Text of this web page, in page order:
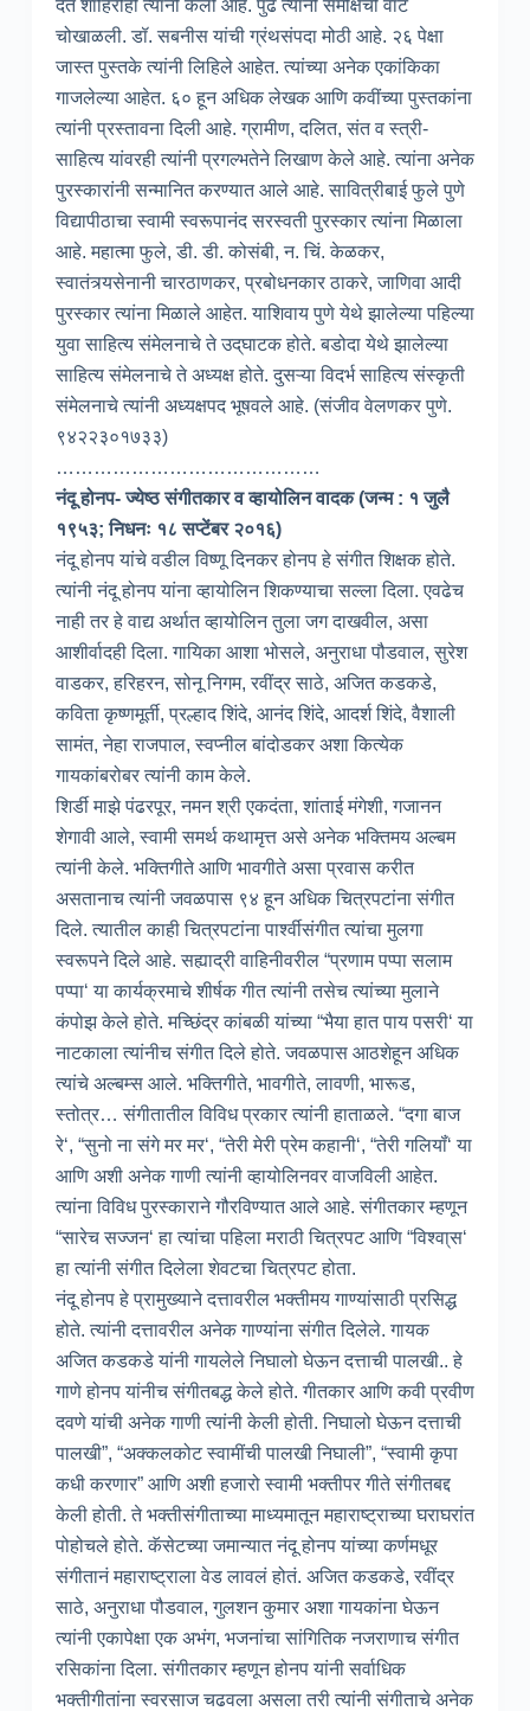
देत शाहिरीही त्यांनी केली आहे. पुढे त्यांनी समीक्षेची वाट
चोखाळली. डॉ. सबनीस यांची ग्रंथसंपदा मोठी आहे. २६ पेक्षा
जास्त पुस्तके त्यांनी लिहिले आहेत. त्यांच्या अनेक एकांकिका
गाजलेल्या आहेत. ६० हून अधिक लेखक आणि कवींच्या पुस्तकांना
त्यांनी प्रस्तावना दिली आहे. ग्रामीण, दलित, संत व स्त्री-
साहित्य यांवरही त्यांनी प्रगल्भतेने लिखाण केले आहे. त्यांना अनेक
पुरस्कारांनी सन्मानित करण्यात आले आहे. सावित्रीबाई फुले पुणे
विद्यापीठाचा स्वामी स्वरूपानंद सरस्वती पुरस्कार त्यांना मिळाला
आहे. महात्मा फुले, डी. डी. कोसंबी, न. चिं. केळकर,
स्वातंत्र्यसेनानी चारठाणकर, प्रबोधनकार ठाकरे, जाणिवा आदी
पुरस्कार त्यांना मिळाले आहेत. याशिवाय पुणे येथे झालेल्या पहिल्या
युवा साहित्य संमेलनाचे ते उद‍‍्घाटक होते. बडोदा ये‌थे झालेल्या
साहित्य संमेलनाचे ते अध्यक्ष होते. दुसऱ्या विदर्भ साहित्य संस्कृती
संमेलनाचे त्यांनी अध्यक्षपद भूषवले आहे. (संजीव वेलणकर पुणे.
९४२२३०१७३३)
……………………………………
नंदू होनप- ज्येष्ठ संगीतकार व व्हायोलिन वादक (जन्म : १ जुलै
१९५३; निधनः १८ सप्टेंबर २०१६)
नंदू होनप यांचे वडील विष्णू दिनकर होनप हे संगीत शिक्षक होते.
त्यांनी नंदू होनप यांना व्हायोलिन शिकण्याचा सल्ला दिला. एवढेच
नाही तर हे वाद्य अर्थात व्हायोलिन तुला जग दाखवील, असा
आशीर्वादही दिला. गायिका आशा भोसले, अनुराधा पौडवाल, सुरेश
वाडकर, हरिहरन, सोनू निगम, रवींद्र साठे, अजित कडकडे,
कविता कृष्णमूर्ती, प्रल्हाद शिंदे, आनंद शिंदे, आदर्श शिंदे, वैशाली
सामंत, नेहा राजपाल, स्वप्नील बांदोडकर अशा कित्येक
गायकांबरोबर त्यांनी काम केले.
शिर्डी माझे पंढरपूर, नमन श्री एकदंता, शांताई मंगेशी, गजानन
शेगावी आले, स्वामी समर्थ कथामृत्त असे अनेक भक्तिमय अल्बम
त्यांनी केले. भक्तिगीते आणि भावगीते असा प्रवास करीत
असतानाच त्यांनी जवळपास ९४ हून अधिक चित्रपटांना संगीत
दिले. त्यातील काही चित्रपटांना पार्श्वीसंगीत त्यांचा मुलगा
स्वरूपने दिले आहे. सह्याद्री वाहिनीवरील “प्रणाम पप्पा सलाम
पप्पा‘ या कार्यक्रमाचे शीर्षक गीत त्यांनी तसेच त्यांच्या मुलाने
कंपोझ केले होते. मच्छिंद्र कांबळी यांच्या “भैया हात पाय पसरी‘ या
नाटकाला त्यांनीच संगीत दिले होते. जवळपास आठशेहून अधिक
त्यांचे अल्बम्स आले. भक्तिगीते, भावगीते, लावणी, भारूड,
स्तोत्र… संगीतातील विविध प्रकार त्यांनी हाताळले. “दगा बाज
रे‘, “सुनो ना संगे मर मर‘, “तेरी मेरी प्रेम कहानी‘, “तेरी गलियॉं‘ या
आणि अशी अनेक गाणी त्यांनी व्हायोलिनवर वाजविली आहेत.
त्यांना विविध पुरस्काराने गौरविण्यात आले आहे. संगीतकार म्हणून
“सारेच सज्जन‘ हा त्यांचा पहिला मराठी चित्रपट आणि “विश्वा्स‘
हा त्यांनी संगीत दिलेला शेवटचा चित्रपट होता.
नंदू होनप हे प्रामुख्याने दत्तावरील भक्तीमय गाण्यांसाठी प्रसिद्ध
होते. त्यांनी दत्तावरील अनेक गाण्यांना संगीत दिलेले. गायक
अजित कडकडे यांनी गायलेले निघालो घेऊन दत्ताची पालखी.. हे
गाणे होनप यांनीच संगीतबद्ध केले होते. गीतकार आणि कवी प्रवीण
दवणे यांची अनेक गाणी त्यांनी केली होती. निघालो घेऊन दत्ताची
पालखी”, “अक्कलकोट स्वामींची पालखी निघाली”, “स्वामी कृपा
कधी करणार” आणि अशी हजारो स्वामी भक्तीपर गीते संगीतबद्द
केली होती. ते भक्तीसंगीताच्या माध्यमातून महाराष्ट्राच्या घराघरांत
पोहोचले होते. कॅसेटच्या जमान्यात नंदू होनप यांच्या कर्णमधूर
संगीतानं महाराष्ट्राला वेड लावलं होतं. अजित कडकडे, रवींद्र
साठे, अनुराधा पौडवाल, गुलशन कुमार अशा गायकांना घेऊन
त्यांनी एकापेक्षा एक अभंग, भजनांचा सांगितिक नजराणाच संगीत
रसिकांना दिला. संगीतकार म्हणून होनप यांनी सर्वाधिक
भक्तीगीतांना स्वरसाज चढवला असला तरी त्यांनी संगीताचे अनेक